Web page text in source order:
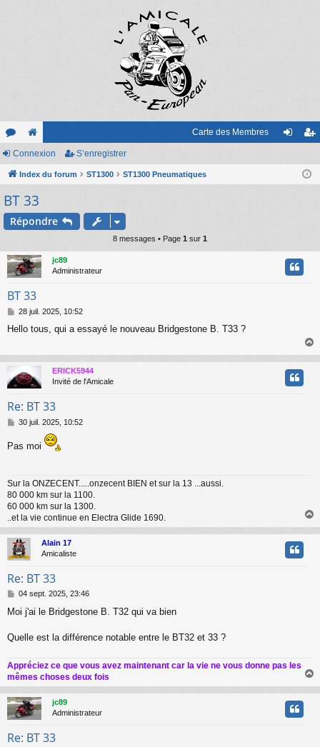
or
u
m
e
sit
e
Carte des Membres
nr
Connexion S’enregistrer
Index du forum ST1300 ST1300 Pneumatiques
BT 33
Répondre
8 messages • Page 1 sur 1
jc89
Administrateur
BT 33
M
s
a
g
e
28 juil. 2025, 10:52
Hello tous, qui a essayé le nouveau Bridgestone B. T33 ?
a
u
ERICK5944
Invité de l'Amicale
Re: BT 33
M
s
e
30 juil. 2025, 10:52
Pas moi
Sur la ONZECENT.....onzecent BIEN et sur la 13 ...aussi.
80 000 km sur la 1100.
60 000 km sur la 1300.
..et la vie continue en Electra Glide 1690.
a
u
Alain 17
Amicaliste
Re: BT 33
M
s
a
04 sept. 2025, 23:46
Moi j'ai le Bridgestone B. T32 qui va bien
Quelle est la différence notable entre le BT32 et 33 ?
Appréciez ce que vous avez maintenant car la vie ne vous donne pas les
mêmes choses deux fois
a
u
jc89
Administrateur
Re: BT 33